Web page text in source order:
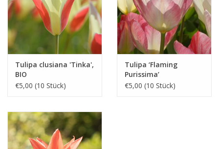
Tulipa clusiana 'Tinka',
BIO
€5,00 (10 Stück)
Tulipa ‘Flaming
Purissima’
€5,00 (10 Stück)